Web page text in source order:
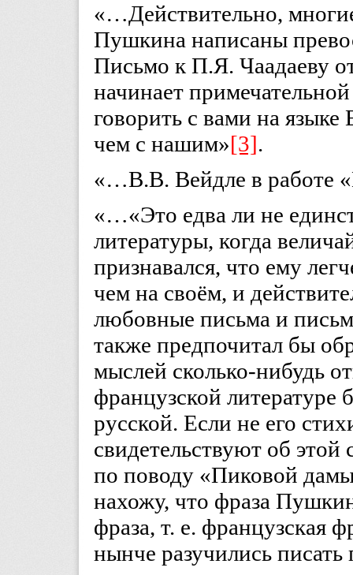
«…Действительно,
Пушкина написаны
Письмо к П.Я. Чаадаеву
начинает
говорить с вами на
чем с нашим»[3].
«…В.В. Вейдле в работе
«…«Это едва ли не
литературы, когда
признавался, что ему
чем на своём, и
любовные письма и
также предпочитал бы
мыслей сколько-нибудь
французской
русской. Если не его
свидетельствуют об
по поводу «Пиковой
нахожу, что фраза
фраза, т. е. французская
нынче разучились писать